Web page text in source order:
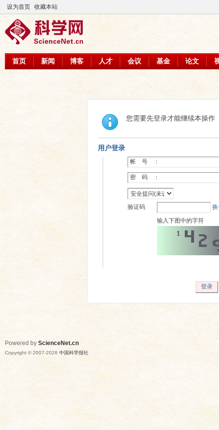
设为首页 收藏本站
首页 新闻 博客 人才 会议 基金 论文
您需要先登录才能继续本操作
用户登录
帐 号 ：
密 码 ：
验证码
输入下图中的字符
登录
Powered by ScienceNet.cn
Copyright © 2007-2026 中国科学报社